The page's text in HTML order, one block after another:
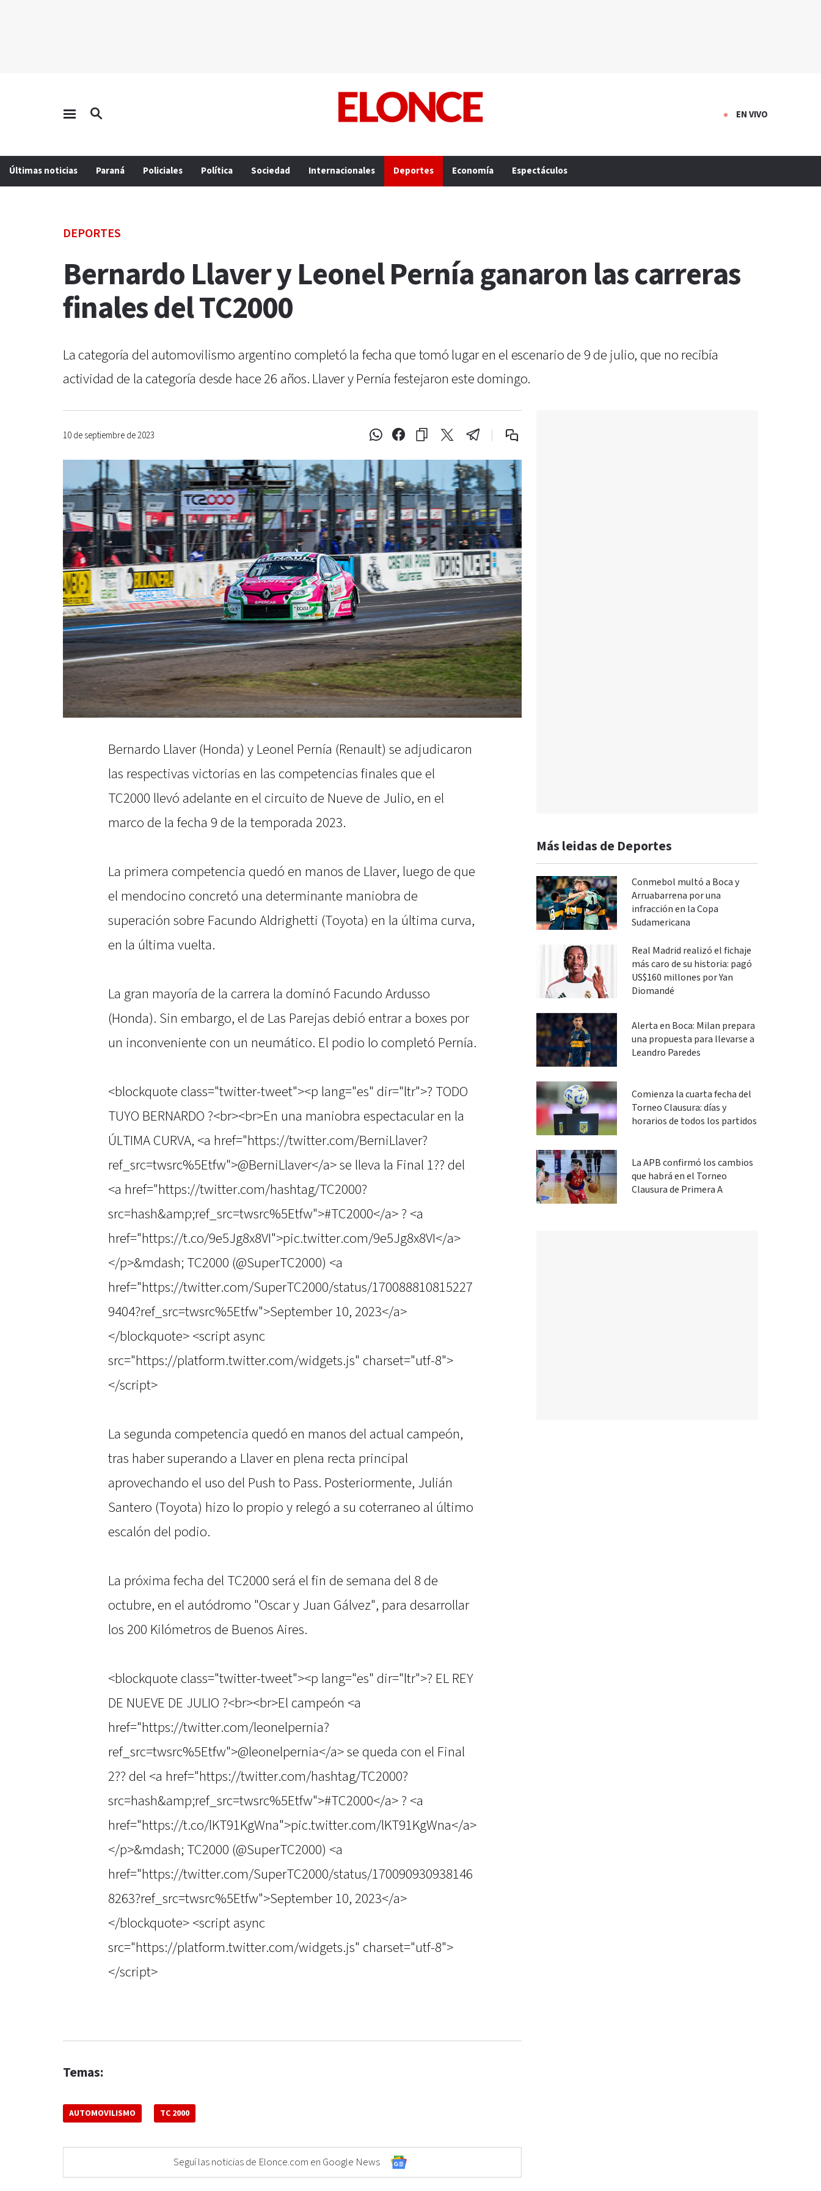
EN VIVO
Últimas noticias Paraná Policiales Política Sociedad Internacionales Deportes Economía Espectáculos
DEPORTES
Bernardo Llaver y Leonel Pernía ganaron las carreras
finales del TC2000
La categoría del automovilismo argentino completó la fecha que tomó lugar en el escenario de 9 de julio, que no recibía
actividad de la categoría desde hace 26 años. Llaver y Pernía festejaron este domingo.
10 de septiembre de 2023
Bernardo Llaver (Honda) y Leonel Pernía (Renault) se adjudicaron
las respectivas victorias en las competencias finales que el
TC2000 llevó adelante en el circuito de Nueve de Julio, en el
marco de la fecha 9 de la temporada 2023.
La primera competencia quedó en manos de Llaver, luego de que
el mendocino concretó una determinante maniobra de
superación sobre Facundo Aldrighetti (Toyota) en la última curva,
en la última vuelta.
La gran mayoría de la carrera la dominó Facundo Ardusso
(Honda). Sin embargo, el de Las Parejas debió entrar a boxes por
un inconveniente con un neumático. El podio lo completó Pernía.
<blockquote class="twitter-tweet"><p lang="es" dir="ltr">? TODO
TUYO BERNARDO ?<br><br>En una maniobra espectacular en la
ÚLTIMA CURVA, <a href="https://twitter.com/BerniLlaver?
ref_src=twsrc%5Etfw">@BerniLlaver</a> se lleva la Final 1?? del
<a href="https://twitter.com/hashtag/TC2000?
src=hash&amp;ref_src=twsrc%5Etfw">#TC2000</a> ? <a
href="https://t.co/9e5Jg8x8VI">pic.twitter.com/9e5Jg8x8VI</a>
</p>&mdash; TC2000 (@SuperTC2000) <a
href="https://twitter.com/SuperTC2000/status/170088810815227
9404?ref_src=twsrc%5Etfw">September 10, 2023</a>
</blockquote> <script async
src="https://platform.twitter.com/widgets.js" charset="utf-8">
</script>
La segunda competencia quedó en manos del actual campeón,
tras haber superando a Llaver en plena recta principal
aprovechando el uso del Push to Pass. Posteriormente, Julián
Santero (Toyota) hizo lo propio y relegó a su coterraneo al último
escalón del podio.
La próxima fecha del TC2000 será el fin de semana del 8 de
octubre, en el autódromo "Oscar y Juan Gálvez", para desarrollar
los 200 Kilómetros de Buenos Aires.
<blockquote class="twitter-tweet"><p lang="es" dir="ltr">? EL REY
DE NUEVE DE JULIO ?<br><br>El campeón <a
href="https://twitter.com/leonelpernia?
ref_src=twsrc%5Etfw">@leonelpernia</a> se queda con el Final
2?? del <a href="https://twitter.com/hashtag/TC2000?
src=hash&amp;ref_src=twsrc%5Etfw">#TC2000</a> ? <a
href="https://t.co/lKT91KgWna">pic.twitter.com/lKT91KgWna</a>
</p>&mdash; TC2000 (@SuperTC2000) <a
href="https://twitter.com/SuperTC2000/status/170090930938146
8263?ref_src=twsrc%5Etfw">September 10, 2023</a>
</blockquote> <script async
src="https://platform.twitter.com/widgets.js" charset="utf-8">
</script>
Temas:
AUTOMOVILISMO TC 2000
Seguí las noticias de Elonce.com en Google News
Más leidas de Deportes
Conmebol multó a Boca y
Arruabarrena por una
infracción en la Copa
Sudamericana
Real Madrid realizó el fichaje
más caro de su historia: pagó
US$160 millones por Yan
Diomandé
Alerta en Boca: Milan prepara
una propuesta para llevarse a
Leandro Paredes
Comienza la cuarta fecha del
Torneo Clausura: días y
horarios de todos los partidos
La APB confirmó los cambios
que habrá en el Torneo
Clausura de Primera A